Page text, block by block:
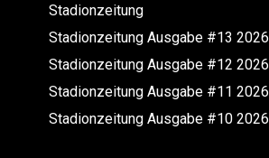
Stadionzeitung
Stadionzeitung Ausgabe #13 2026
Stadionzeitung Ausgabe #12 2026
Stadionzeitung Ausgabe #11 2026
Stadionzeitung Ausgabe #10 2026